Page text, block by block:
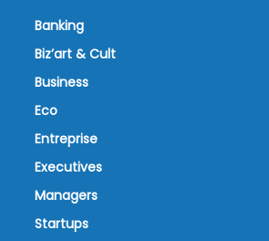
Banking
Biz’art & Cult
Business
Eco
Entreprise
Executives
Managers
Startups